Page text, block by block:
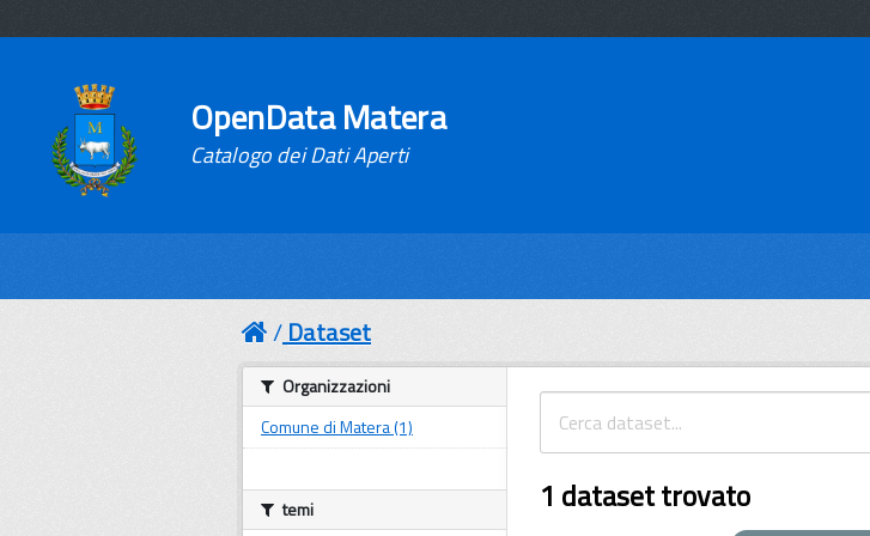
OpenData Matera
Catalogo dei Dati Aperti
Dataset
1 dataset trovato
Organizzazioni
Comune di Matera (1)
temi